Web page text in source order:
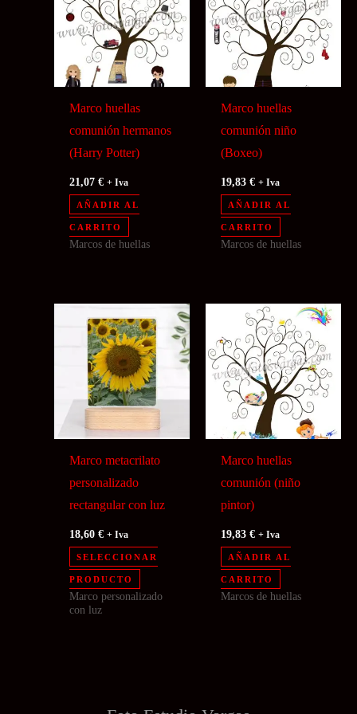
Marco huellas
comunión hermanos
(Harry Potter)
21,07€ + Iva
AÑADIR AL
CARRITO
Marcos de huellas
Marco huellas
comunión niño
(Boxeo)
19,83€ + Iva
AÑADIR AL
CARRITO
Marcos de huellas
Marco metacrilato
personalizado
rectangular con luz
18,60€ + Iva
SELECCIONAR
PRODUCTO
Marco personalizado
con luz
Marco huellas
comunión (niño
pintor)
19,83€ + Iva
AÑADIR AL
CARRITO
Marcos de huellas